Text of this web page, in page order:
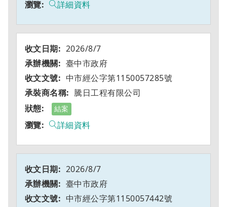
詳細資料
2026/8/7
臺中市政府
中市經公字第1150057285號
騰日工程有限公司
結案
詳細資料
2026/8/7
臺中市政府
中市經公字第1150057442號